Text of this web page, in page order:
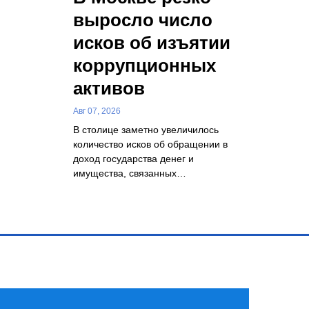
выросло число
исков об изъятии
коррупционных
активов
Авг 07, 2026
В столице заметно увеличилось
количество исков об обращении в
доход государства денег и
имущества, связанных…